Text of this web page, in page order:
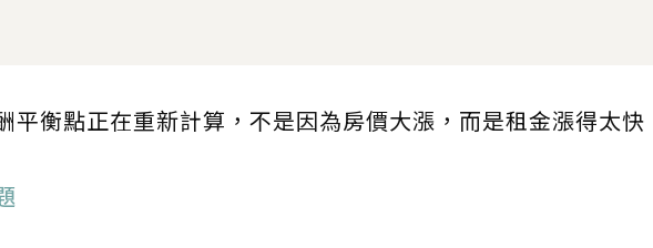
平衡點正在重新計算，不是因為房價大漲，而是租金漲得太快